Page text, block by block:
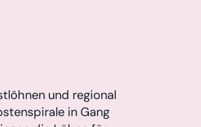
und regional
in Gang